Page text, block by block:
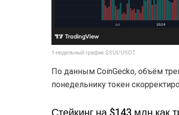
1-недельный график $SUI/USDT
По данным CoinGecko, объём
понедельнику токен